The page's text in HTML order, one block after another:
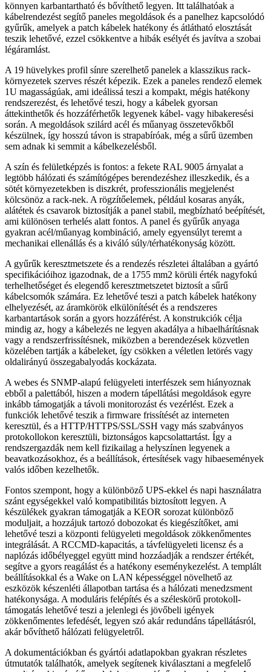
könnyen karbantartható és bővíthető legyen. Itt találhatóak a
kábelrendezést segítő paneles megoldások és a panelhez kapcsolódó
gyűrűk, amelyek a patch kábelek hatékony és átlátható elosztását
teszik lehetővé, ezzel csökkentve a hibák esélyét és javítva a szobai
légáramlást.
A 19 hüvelykes profil sínre szerelhető panelek a klasszikus rack-
környezetek szerves részét képezik. Ezek a paneles rendező elemek
1U magasságúak, ami ideálissá teszi a kompakt, mégis hatékony
rendszerezést, és lehetővé teszi, hogy a kábelek gyorsan
áttekinthetők és hozzáférhetők legyenek kábel- vagy hibakeresési
során. A megoldások szilárd acél és műanyag összetevőkből
készülnek, így hosszú távon is strapabíróak, még a sűrű üzemben
sem adnak ki semmit a kábelkezelésből.
A szín és felületképzés is fontos: a fekete RAL 9005 árnyalat a
legtöbb hálózati és számítógépes berendezéshez illeszkedik, és a
sötét környezetekben is diszkrét, professzionális megjelenést
kölcsönöz a rack-nek. A rögzítőelemek, például kosaras anyák,
alátétek és csavarok biztosítják a panel stabil, megbízható beépítését,
ami különösen terhelés alatt fontos. A panel és gyűrűk anyaga
gyakran acél/műanyag kombináció, amely egyensúlyt teremt a
mechanikai ellenállás és a kiváló súly/térhatékonyság között.
A gyűrűk keresztmetszete és a rendezés részletei általában a gyártó
specifikációihoz igazodnak, de a 1755 mm2 körüli érték nagyfokú
terhelhetőséget és elegendő keresztmetszetet biztosít a sűrű
kábelcsomók számára. Ez lehetővé teszi a patch kábelek hatékony
elhelyezését, az áramkörök elkülönítését és a rendszeres
karbantartások során a gyors hozzáférést. A konstrukciók célja
mindig az, hogy a kábelezés ne legyen akadálya a hibaelhárításnak
vagy a rendszerfrissítésnek, miközben a berendezések közvetlen
közelében tartják a kábeleket, így csökken a véletlen letörés vagy
oldalirányú összegabalyodás kockázata.
A webes és SNMP-alapú felügyeleti interfészek sem hiányoznak
ebből a palettából, hiszen a modern tápellátási megoldások egyre
inkább támogatják a távoli monitorozást és vezérlést. Ezek a
funkciók lehetővé teszik a firmware frissítését az interneten
keresztül, és a HTTP/HTTPS/SSL/SSH vagy más szabványos
protokollokon keresztüli, biztonságos kapcsolattartást. Így a
rendszergazdák nem kell fizikailag a helyszínen legyenek a
beavatkozásokhoz, és a beállítások, értesítések vagy hibaesemények
valós időben kezelhetők.
Fontos szempont, hogy a különböző UPS-ekkel és napi használatra
szánt egységekkel való kompatibilitás biztosított legyen. A
készülékek gyakran támogatják a KEOR sorozat különböző
moduljait, a hozzájuk tartozó dobozokat és kiegészítőket, ami
lehetővé teszi a központi felügyeleti megoldások zökkenőmentes
integrálását. A RCCMD-kapacitás, a távfelügyeleti licensz és a
naplózás időbélyeggel együtt mind hozzáadják a rendszer értékét,
segítve a gyors reagálást és a hatékony eseménykezelést. A templált
beállításokkal és a Wake on LAN képességgel növelhető az
eszközök készenléti állapotban tartása és a hálózati menedzsment
hatékonysága. A moduláris felépítés és a széleskörű protokoll-
támogatás lehetővé teszi a jelenlegi és jövőbeli igények
zökkenőmentes lefedését, legyen szó akár redundáns tápellátásról,
akár bővíthető hálózati felügyeletről.
A dokumentációkban és gyártói adatlapokban gyakran részletes
útmutatók találhatók, amelyek segítenek kiválasztani a megfelelő